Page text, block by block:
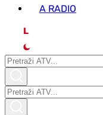
A RADIO
L